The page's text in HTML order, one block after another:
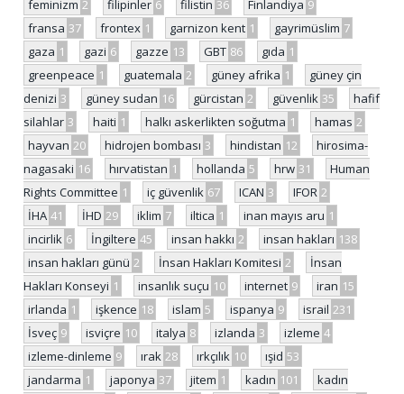
feminizm 2 filipinler 6 filistin 36 Finlandiya 9
fransa 37 frontex 1 garnizon kent 1 gayrimüslim 7
gaza 1 gazi 6 gazze 13 GBT 86 gıda 1
greenpeace 1 guatemala 2 güney afrika 1
güney çin
denizi 3 güney sudan 16 gürcistan 2 güvenlik 35
hafif
silahlar 3 haiti 1 halkı askerlikten soğutma 1 hamas 2
hayvan 20 hidrojen bombası 3 hindistan 12
hirosima-
nagasaki 16 hırvatistan 1 hollanda 5 hrw 31
Human
Rights Committee 1 iç güvenlik 67 ICAN 3 IFOR 2
İHA 41 İHD 29 iklim 7 iltica 1 inan mayıs aru 1
incirlik 6 İngiltere 45 insan hakkı 2 insan hakları 138
insan hakları günü 2 İnsan Hakları Komitesi 2
İnsan
Hakları Konseyi 1 insanlık suçu 10 internet 9 iran 15
irlanda 1 işkence 18 islam 5 ispanya 9 israil 231
İsveç 9 isviçre 10 italya 8 izlanda 3 izleme 4
izleme-dinleme 9 ırak 28 ırkçılık 10 ışid 53
jandarma 1 japonya 37 jitem 1 kadın 101
kadın